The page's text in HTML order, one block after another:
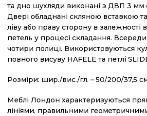
та дно шухляди виконані з ДВП 3 мм
Двері обладнані скляною вставкою
ліву або праву сторону в залежності
петель у процесі складання.
чотири полиці. Використовуються
повного висуву HAFELE та петлі
Розміри: шир./вис./гл. – 50/200/37,5
Меблі Лондон характеризуються
лініями, правильними